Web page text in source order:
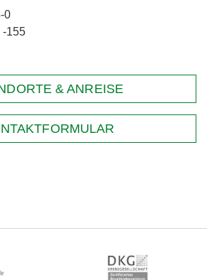
0
-155
& ANREISE